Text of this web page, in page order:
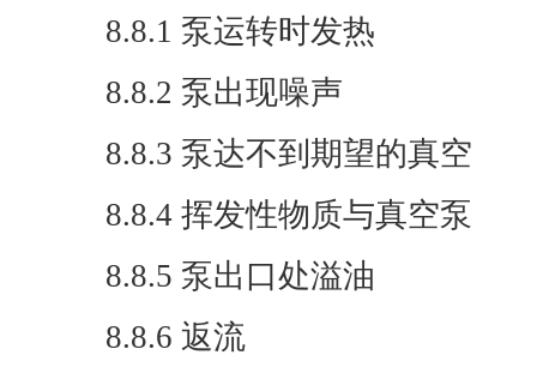
8.8.1 泵运转时发热
8.8.2 泵出现噪声
8.8.3 泵达不到期望的真空
8.8.4 挥发性物质与真空泵
8.8.5 泵出口处溢油
8.8.6 返流